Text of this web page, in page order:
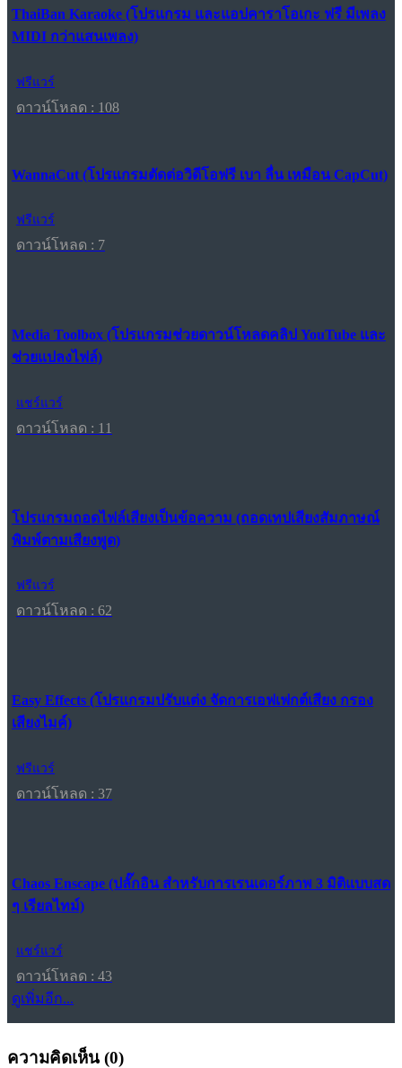
ThaiBan Karaoke (โปรแกรม และแอปคาราโอเกะ ฟรี มีเพลง
MIDI กว่าแสนเพลง)
ฟรีแวร์
ดาวน์โหลด : 108
WannaCut (โปรแกรมตัดต่อวิดีโอฟรี เบา ลื่น เหมือน CapCut)
ฟรีแวร์
ดาวน์โหลด : 7
Media Toolbox (โปรแกรมช่วยดาวน์โหลดคลิป YouTube และ
ช่วยแปลงไฟล์)
แชร์แวร์
ดาวน์โหลด : 11
โปรแกรมถอดไฟล์เสียงเป็นข้อความ (ถอดเทปเสียงสัมภาษณ์
พิมพ์ตามเสียงพูด)
ฟรีแวร์
ดาวน์โหลด : 62
Easy Effects (โปรแกรมปรับแต่ง จัดการเอฟเฟกต์เสียง กรอง
เสียงไมค์)
ฟรีแวร์
ดาวน์โหลด : 37
Chaos Enscape (ปลั๊กอิน สำหรับการเรนเดอร์ภาพ 3 มิติแบบสด
ๆ เรียลไทม์)
แชร์แวร์
ดาวน์โหลด : 43
ดูเพิ่มอีก...
ความคิดเห็น (0)